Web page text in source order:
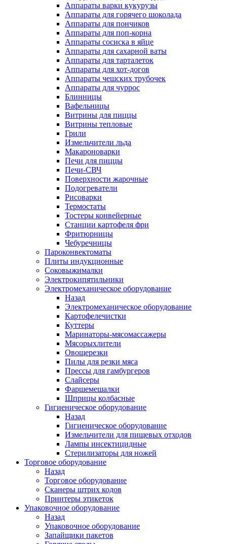
Аппараты варки кукурузы
Аппараты для горячего шоколада
Аппараты для пончиков
Аппараты для поп-корна
Аппараты сосиска в яйце
Аппараты для сахарной ваты
Аппараты для тарталеток
Аппараты для хот-догов
Аппараты чешских трубочек
Аппараты для чуррос
Блинницы
Вафельницы
Витрины для пиццы
Витрины тепловые
Грили
Измельчители льда
Макароноварки
Печи для пиццы
Печи-СВЧ
Поверхности жарочные
Подогреватели
Рисоварки
Термостаты
Тостеры конвейерные
Станции картофеля фри
Фритюрницы
Чебуречницы
Пароконвектоматы
Плиты индукционные
Соковыжималки
Электрокипятильники
Электромеханическое оборудование
Назад
Электромеханическое оборудование
Картофелечистки
Куттеры
Маринаторы-мясомассажеры
Мясорыхлители
Овощерезки
Пилы для резки мяса
Прессы для гамбургеров
Слайсеры
Фаршемешалки
Шприцы колбасные
Гигиеническое оборудование
Назад
Гигиеническое оборудование
Измельчители для пищевых отходов
Лампы инсектицидные
Стерилизаторы для ножей
Торговое оборудование
Назад
Торговое оборудование
Сканеры штрих кодов
Принтеры этикеток
Упаковочное оборудование
Назад
Упаковочное оборудование
Запайщики пакетов